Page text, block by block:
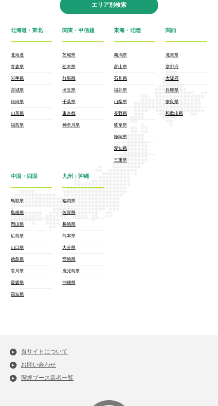
エリア別検索
北海道・東北
北海道
青森県
岩手県
宮城県
秋田県
山形県
福島県
関東・甲信越
茨城県
栃木県
群馬県
埼玉県
千葉県
東京都
神奈川県
東海・北陸
新潟県
富山県
石川県
福井県
山梨県
長野県
岐阜県
静岡県
愛知県
三重県
関西
滋賀県
京都府
大阪府
兵庫県
奈良県
和歌山県
中国・四国
鳥取県
島根県
岡山県
広島県
山口県
徳島県
香川県
愛媛県
高知県
九州・沖縄
福岡県
佐賀県
長崎県
熊本県
大分県
宮崎県
鹿児島県
沖縄県
当サイトについて
お問い合わせ
喫煙ブース業者一覧